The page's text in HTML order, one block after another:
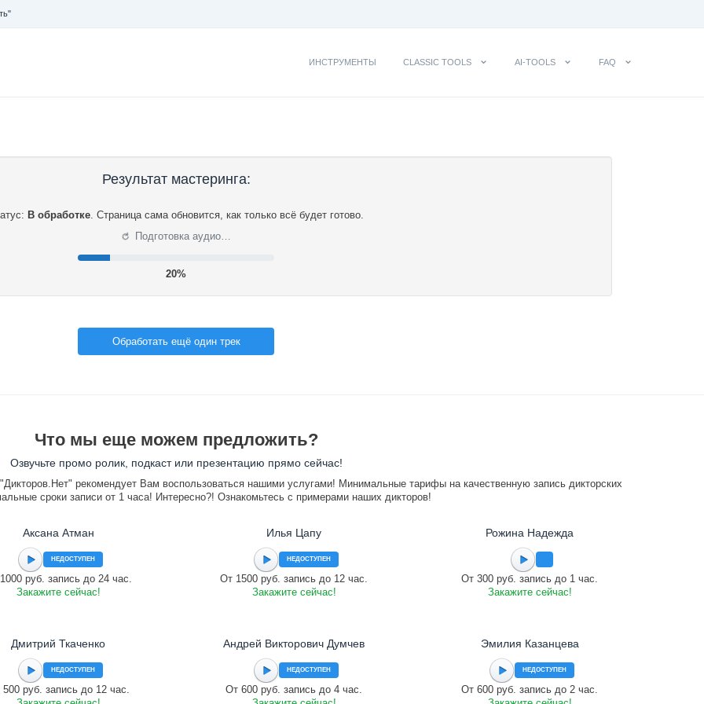
ИНСТРУМЕНТЫ CLASSIC TOOLS AI-TOOLS FAQ
Результат мастеринга:
В обработке. Страница сама обновится, как только всё будет готово.
⟳ Подготовка аудио…
21%
Обработать ещё один трек
Что мы еще можем предложить?
Озвучьте промо ролик, подкаст или презентацию прямо сейчас!
рекомендует Вам воспользоваться нашими услугами! Минимальные тарифы на качественную запись дикторских
сроки записи от 1 часа! Интересно?! Ознакомьтесь с примерами наших дикторов!
Аксана Атман
НЕДОСТУПЕН
руб. запись до 24 час.
Закажите сейчас!
Илья Цапу
НЕДОСТУПЕН
От 1500 руб. запись до 12 час.
Закажите сейчас!
Рожина Надежда
От 300 руб. запись до 1 час.
Закажите сейчас!
Дмитрий Ткаченко
НЕДОСТУПЕН
руб. запись до 12 час.
Андрей Викторович Думчев
НЕДОСТУПЕН
От 600 руб. запись до 4 час.
Эмилия Казанцева
НЕДОСТУПЕН
От 600 руб. запись до 2 час.